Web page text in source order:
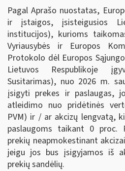
Pagal Aprašo nuostatas,
ir įstaigos, įsisteigusios
institucijos), kurioms
Vyriausybės ir Europos
Protokolo dėl Europos
Lietuvos Respublikoje
Susitarimas), nuo 2026 m.
įsigyti prekes ir paslaugas,
atleidimo nuo pridėtinės
PVM) ir / ar akcizų lengvatą,
paslaugoms taikant 0 proc.
prekių neapmokestinant
jeigu jos bus įsigyjamos iš
prekių sandėlių.